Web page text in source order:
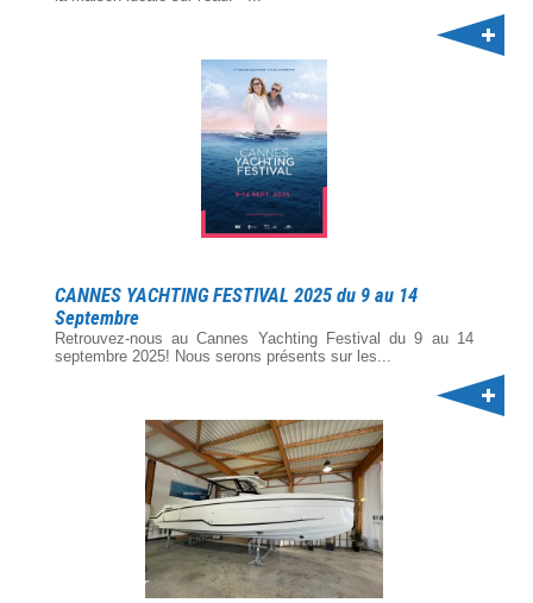
CANNES YACHTING FESTIVAL 2025 du 9 au 14
Septembre
Retrouvez-nous au Cannes Yachting Festival du 9 au 14
septembre 2025! Nous serons présents sur les...